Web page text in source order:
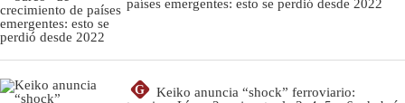
países emergentes: esto se perdió desde 2022
G
Keiko anuncia “shock” ferroviario: